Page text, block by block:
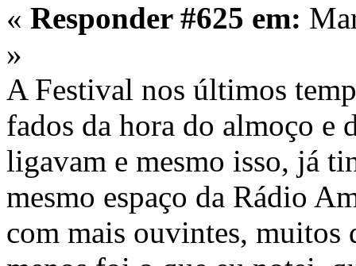
« Responder #625 em:
»
A Festival nos últimos
fados da hora do almoço e
ligavam e mesmo isso, já
mesmo espaço da Rádio
com mais ouvintes, muitos